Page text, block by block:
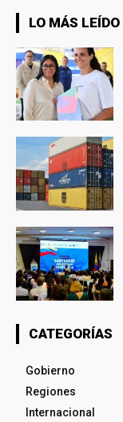
LO MÁS LEÍDO
CATEGORÍAS
Gobierno
Regiones
Internacional